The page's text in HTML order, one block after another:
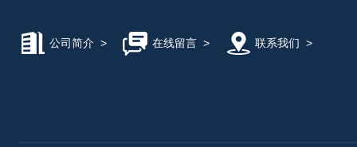
公司简介 > 在线留言> 联系我们 >